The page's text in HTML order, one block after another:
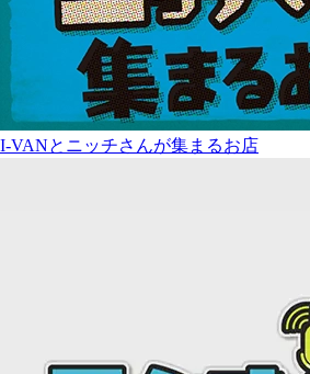
I-VANとニッチさんが集まるお店